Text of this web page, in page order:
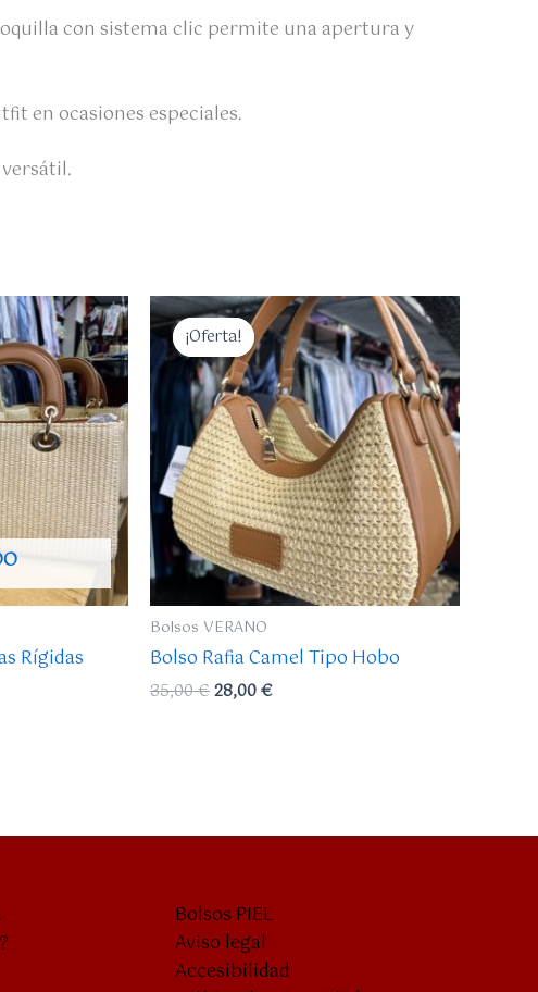
con sistema clic permite una apertura y
en ocasiones especiales.
Rígidas
¡Oferta!
¡Oferta!
Bolsos VERANO
Bolso Rafia Camel Tipo Hobo
35,00€
El
precio
original
era:
35,00 €.
28,00€
El
precio
actual
es:
28,00 €.
Bolsos PIEL
Aviso legal
Accesibilidad